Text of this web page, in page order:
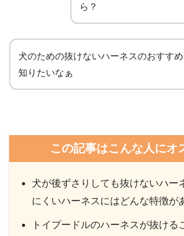
ら？
犬のための抜けないハーネスのおすす
知りたいなぁ
この記事はこんな人にオ
犬が後ずさりしても抜けないハー
にくいハーネスにはどんな特徴が
トイプードルのハーネスが抜ける